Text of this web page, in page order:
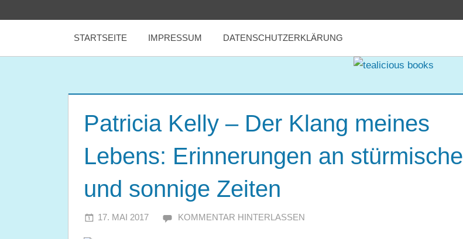
books
STARTSEITE IMPRESSUM DATENSCHUTZERKLÄRUNG
Patricia Kelly – Der Klang meines
Lebens: Erinnerungen an stürmische
und sonnige Zeiten
17. MAI 2017 JULIA
KOMMENTAR HINTERLASSEN